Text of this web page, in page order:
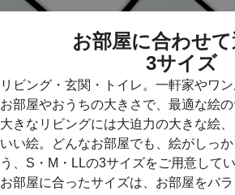
お部屋に合わせ
3サイズ
リビング・玄関・トイレ。一軒家やワン
お部屋やおうちの大きさで、最適な絵の
大きなリビングには大迫力の大きな絵
いい絵。どんなお部屋でも、絵がしっ
う、S・M・LLの3サイズをご用意してい
お部屋に合ったサイズは、お部屋をバ